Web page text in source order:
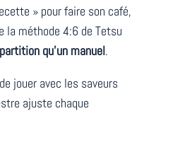
» pour faire son café,
la méthode 4:6 de Tetsu
qu’un manuel.
jouer avec les saveurs
ajuste chaque